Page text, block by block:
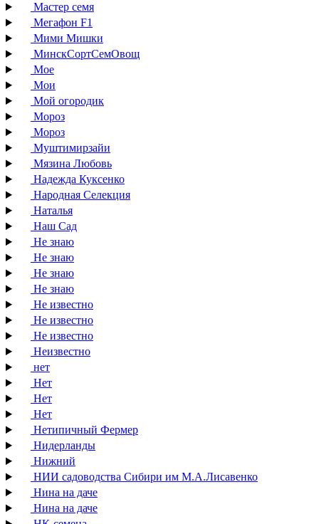
Мастер семя
Мегафон F1
Мими Мишки
МинскСортСемОвощ
Мое
Мои
Мой огородик
Мороз
Мороз
Муштимирзайи
Мязина Любовь
Надежда Куксенко
Народная Селекция
Наталья
Наш Сад
Не знаю
Не знаю
Не знаю
Не знаю
Не известно
Не известно
Не известно
Неизвестно
нет
Нет
Нет
Нет
Нетипичный Фермер
Нидерланды
Нижний
НИИ садоводства Сибири им М.А.Лисавенко
Нина на даче
Нина на даче